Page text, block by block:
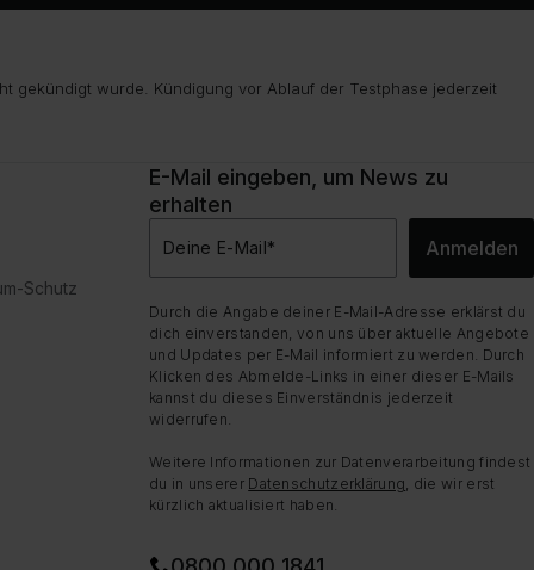
gekündigt wurde. Kündigung vor Ablauf der Testphase jederzeit
Schutz
E-Mail eingeben, um News zu
erhalten
Deine E-Mail* Anmelden
Durch die Angabe deiner E-Mail-Adresse erklärst du
dich einverstanden, von uns über aktuelle Angebote
und Updates per E-Mail informiert zu werden. Durch
Klicken des Abmelde-Links in einer dieser E-Mails
kannst du dieses Einverständnis jederzeit
widerrufen.
Weitere Informationen zur Datenverarbeitung findest
du in unserer Datenschutzerklärung, die wir erst
kürzlich aktualisiert haben.